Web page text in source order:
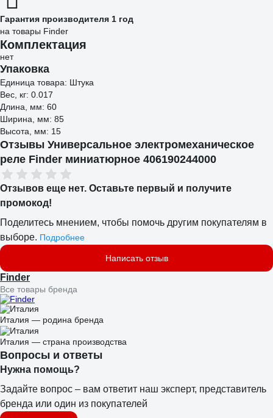
Гарантия производителя 1 год
на товары Finder
Комплектация
нет
Упаковка
Единица товара: Штука
Вес, кг: 0.017
Длина, мм: 60
Ширина, мм: 85
Высота, мм: 15
Отзывы Универсальное электромеханическое
реле Finder миниатюрное 406190244000
Отзывов еще нет. Оставьте первый и получите
промокод!
Поделитесь мнением, чтобы помочь другим покупателям в
выборе. Подробнее
Написать отзыв
Finder
Все товары бренда
Италия — родина бренда
Италия — страна производства
Вопросы и ответы
Нужна помощь?
Задайте вопрос – вам ответит наш эксперт, представитель
бренда или один из покупателей